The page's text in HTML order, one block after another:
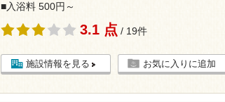
■入浴料 500円～
3.1 点 / 19件
施設情報を見る お気に入りに追加